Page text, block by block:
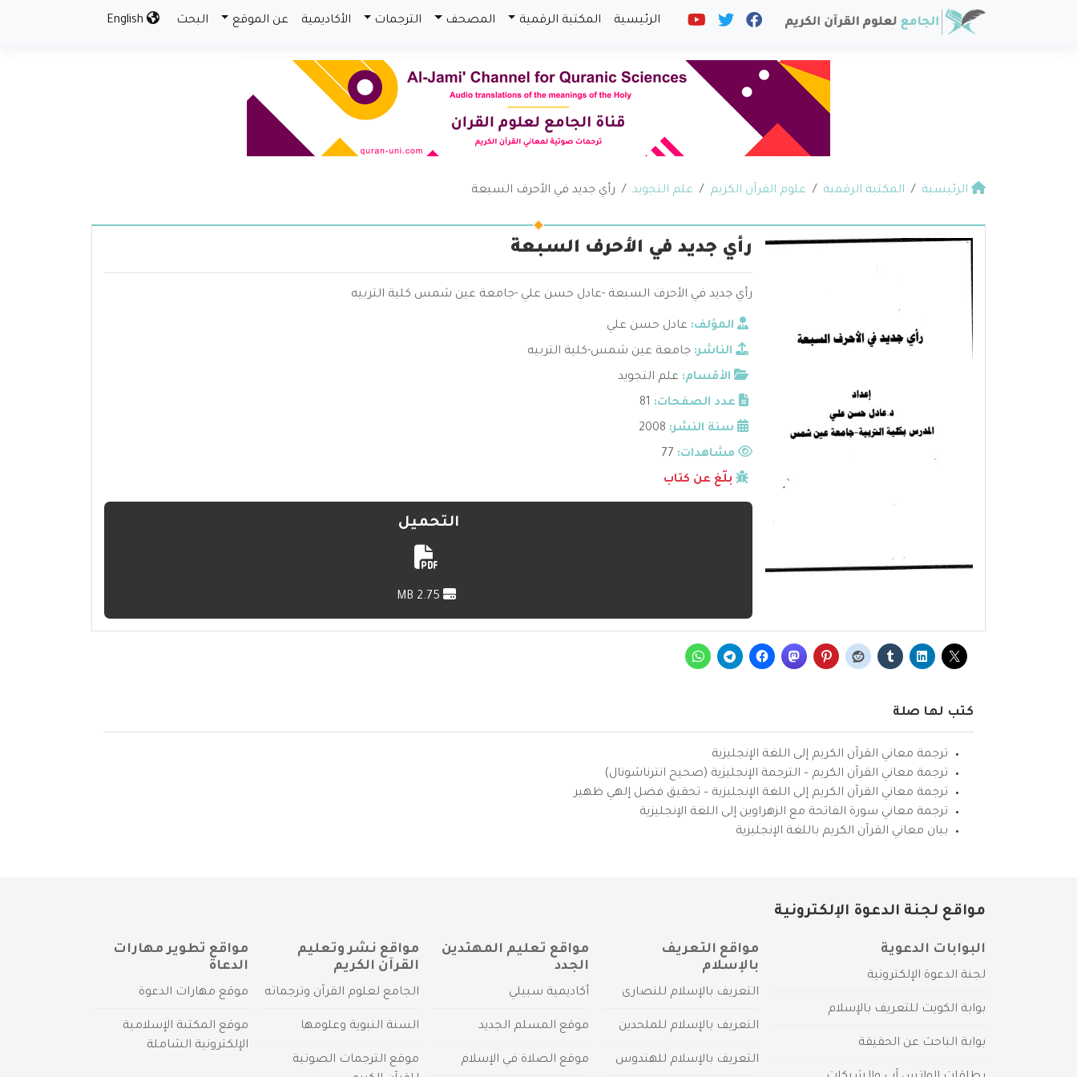
الرئيسية المكتبة الرقمية المصحف الترجمات الأكاديمية عن الموقع البحث
الرئيسية المكتبة الرقمية علوم القرآن الكريم علم التجويد رأي جديد في الأحرف السبعة
رأي جديد في الأحرف السبعة
رأي جديد في الأحرف السبعة -عادل حسن علي -جامعة عين شمس كلية التربيه
المؤلف: عادل حسن علي
الناشر: جامعة عين شمس-كلية التربيه
الأقسام: علم التجويد
عدد الصفحات: 81
سنة النشر: 2008
مشاهدات:
بلّغ عن كتاب
التحميل
كتب لها صلة
ترجمة معاني القرآن الكريم إلى اللغة الإنجليزية
ترجمة معاني القرآن الكريم – الترجمة الإنجليزية (صحيح انترناشونال)
ترجمة معاني القرآن الكريم إلى اللغة الإنجليزية – تحقيق فضل إلهي ظهير
ترجمة معاني سورة الفاتحة مع الزهراوين إلى اللغة الإنجليزية
بيان معاني القرآن الكريم باللغة الإنجليزية
مواقع لجنة الدعوة الإلكترونية
البوابات الدعوية
لجنة الدعوة الإلكترونية
بوابة الكويت للتعريف بالإسلام
بوابة الباحث عن الحقيقة
مواقع التعريف
بالإسلام
التعريف بالإسلام للنصارى
التعريف بالإسلام للملحدين
التعريف بالإسلام للهندوس
مواقع تعليم المهتدين
الجدد
أكاديمية سبيلي
موقع المسلم الجديد
موقع الصلاة في الإسلام
مواقع نشر وتعليم
القرآن الكريم
الجامع لعلوم القرآن وترجماته
السنة النبوية وعلومها
موقع الترجمات الصوتية
مواقع تطوير مهارات
الدعاة
موقع مهارات الدعوة
موقع المكتبة الإسلامية
الإلكترونية الشاملة